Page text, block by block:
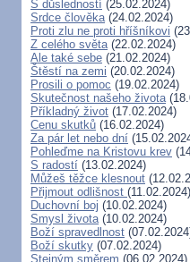
S důsledností (25.02.2024)
Srdce člověka(24.02.2024)
Proti zlu ne proti hříšníkovi
Z celého světa(22.02.2024)
Ale také sebe (21.02.2024)
Štěstí na zemi (20.02.2024)
Prosili o pomoc (19.02.2024)
Skutečnost našeho života
Příkladný život (17.02.2024)
Cenu skutků (16.02.2024)
Za pár let nebo dní
Pohleďme na Kristovu krev
S radostí (13.02.2024)
Můžeš těžce klesnout
Přijmout odlišnost (11.02.2024)
Duchovní boj (10.02.2024)
Smysl života(10.02.2024)
Boží spravedlnost
Boží skutky (07.02.2024)
Stejným směrem (06.02.2024)